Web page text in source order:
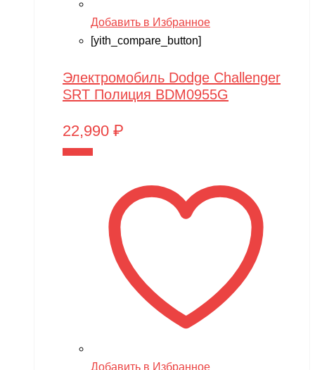
Добавить в Избранное
[yith_compare_button]
Электромобиль Dodge Challenger
SRT Полиция BDM0955G
22,990 ₽
Добавить в Избранное